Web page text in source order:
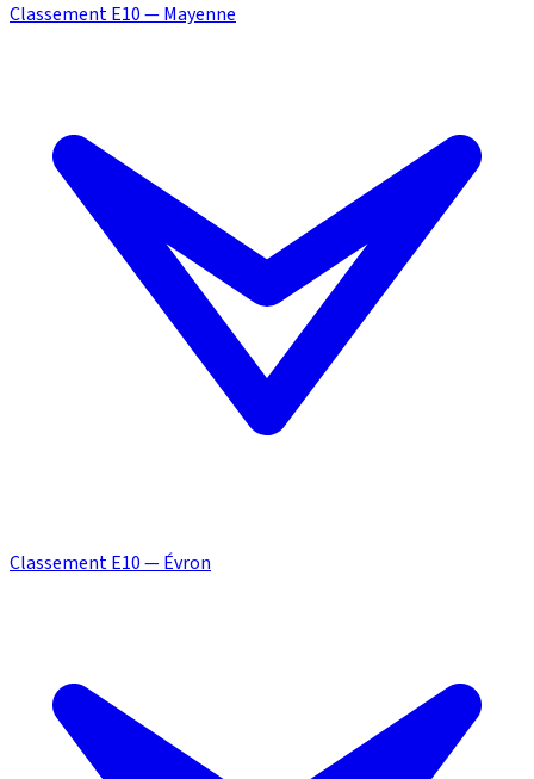
Classement E10 — Mayenne
Classement E10 — Évron